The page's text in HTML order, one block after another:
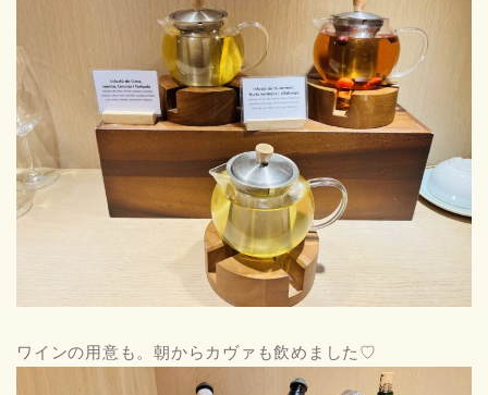
ワインの用意も。朝からカヴァも飲めました♡